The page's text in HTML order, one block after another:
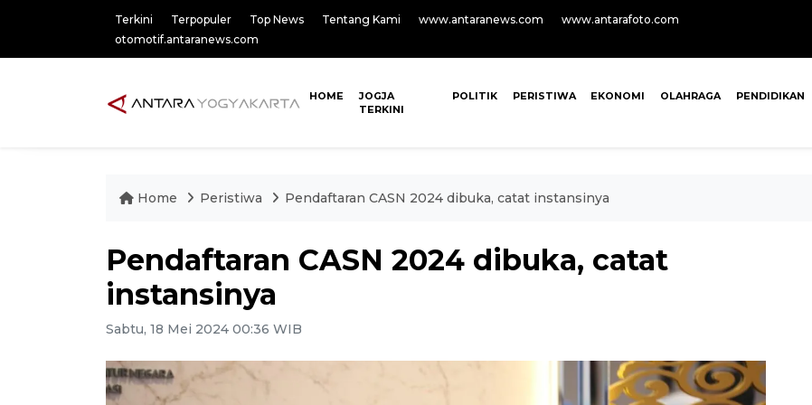
Terkini Terpopuler Top News Tentang Kami www.antaranews.com
www.antarafoto.com
otomotif.antaranews.com
HOME
JOGJA
TERKINI
POLITIK PERISTIWA EKONOMI OLAHRAGA PENDIDIKAN
Home Peristiwa Pendaftaran CASN 2024 dibuka, catat instansinya
Pendaftaran CASN 2024 dibuka, catat
instansinya
Sabtu, 18 Mei 2024 00:36 WIB